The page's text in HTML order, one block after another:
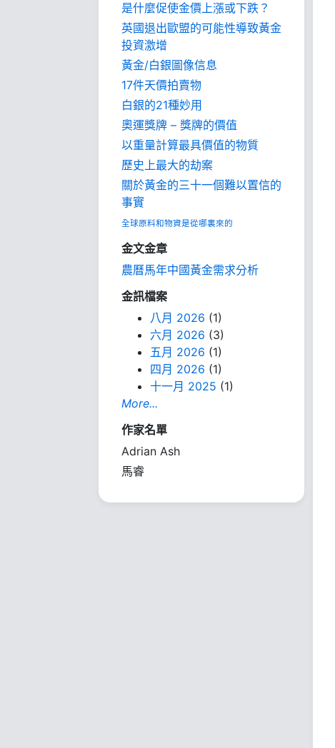
是什麼促使金價上漲或下跌？
英國退出歐盟的可能性導致黃金
投資激增
黃金/白銀圖像信息
17件天價拍賣物
白銀的21種妙用
奧運獎牌 – 獎牌的價值
以重量計算最具價值的物質
歷史上最大的劫案
關於黃金的三十一個難以置信的
事實
全球原料和物資是從哪裏來的
金文金章
農曆馬年中國黃金需求分析
金訊檔案
八月 2026 (1)
六月 2026 (3)
五月 2026 (1)
四月 2026 (1)
十一月 2025 (1)
More...
作家名單
Adrian Ash
馬睿